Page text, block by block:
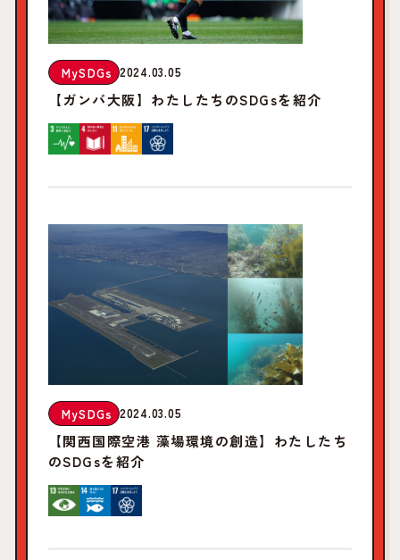
MySDGs 2024.03.05
【ガンバ大阪】わたしたちのSDGsを紹介
MySDGs 2024.03.05
【関西国際空港 藻場環境の創造】わたしたち
のSDGsを紹介